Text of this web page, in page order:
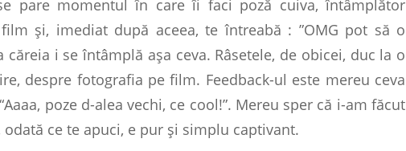
pare momentul în care îi faci poză cuiva, întâmplător
şi, imediat după aceea, te întreabă : ”OMG pot să o
căreia i se întâmplă aşa ceva. Râsetele, de obicei, duc la o
despre fotografia pe film. Feedback-ul este mereu ceva
poze d-alea vechi, ce cool!”. Mereu sper că i-am făcut
ce te apuci, e pur şi simplu captivant.